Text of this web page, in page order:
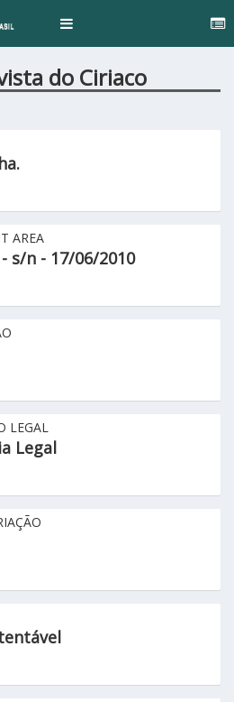
Toggle
do Ciriaco
AREA
s/n - 17/06/2010
LEGAL
Legal